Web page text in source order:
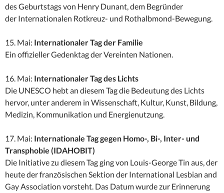
des Geburtstags von Henry Dunant, dem Begründer
der Internationalen Rotkreuz- und Rothalbmond-Bewegung.
15. Mai: Internationaler Tag der Familie
Ein offizieller Gedenktag der Vereinten Nationen.
16. Mai: Internationaler Tag des Lichts
Die UNESCO hebt an diesem Tag die Bedeutung des Lichts
hervor, unter anderem in Wissenschaft, Kultur, Kunst, Bildung,
Medizin, Kommunikation und Energienutzung.
17. Mai: Internationale Tag gegen Homo-, Bi-, Inter- und
Transphobie (IDAHOBIT)
Die Initiative zu diesem Tag ging von Louis-George Tin aus, der
heute der französischen Sektion der International Lesbian and
Gay Association vorsteht. Das Datum wurde zur Erinnerung